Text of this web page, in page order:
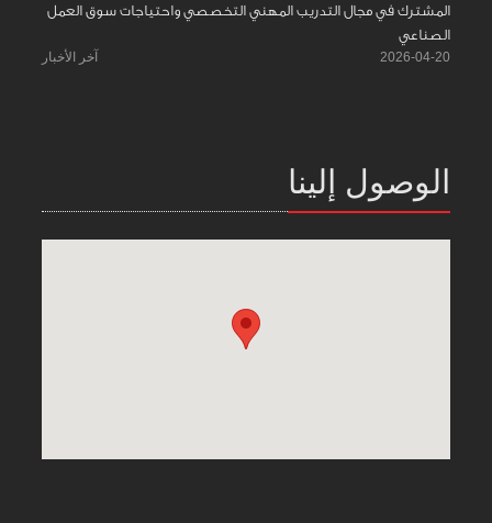
المشترك في مجال التدريب المهني التخصصي واحتياجات سوق العمل
الصناعي
2026-04-20 آخر الأخبار
الوصول إلينا